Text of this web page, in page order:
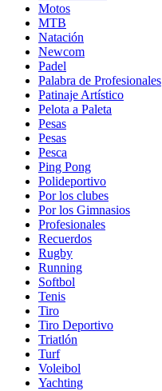
Motos
MTB
Natación
Newcom
Padel
Palabra de Profesionales
Patinaje Artístico
Pelota a Paleta
Pesas
Pesas
Pesca
Ping Pong
Polideportivo
Por los clubes
Por los Gimnasios
Profesionales
Recuerdos
Rugby
Running
Softbol
Tenis
Tiro
Tiro Deportivo
Triatlón
Turf
Voleibol
Yachting